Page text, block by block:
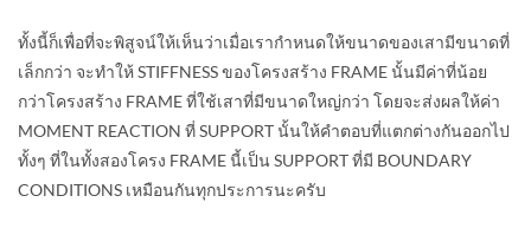
ทั้งนี้ก็เพื่อที่จะพิสูจน์ให้เห็นว่าเมื่อเรากำหนดให้ขนาดของเสามีขนาดที่
เล็กกว่า จะทำให้ STIFFNESS ของโครงสร้าง FRAME นั้นมีค่าที่น้อย
กว่าโครงสร้าง FRAME ที่ใช้เสาที่มีขนาดใหญ่กว่า โดยจะส่งผลให้ค่า
MOMENT REACTION ที่ SUPPORT นั้นให้คำตอบที่แตกต่างกันออกไป
ทั้งๆ ที่ในทั้งสองโครง FRAME นี้เป็น SUPPORT ที่มี BOUNDARY
CONDITIONS เหมือนกันทุกประการนะครับ